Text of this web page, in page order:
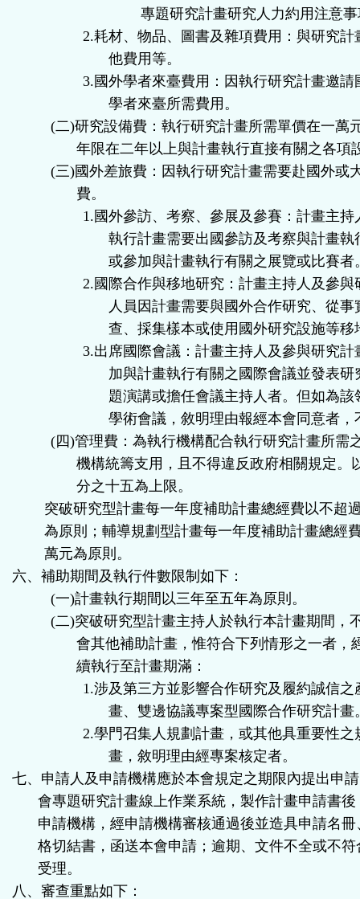
專題研究計畫研究人力約用注意
2.耗材、物品、圖書及雜項費用：與研究計
他費用等。
3. 國外學者來臺費用：因執行研究計畫邀請
學者來臺所需費用。
(二)研究設備費：執行研究計畫所需單價在一萬
年限在二年以上與計畫執行直接有關之各項
(三)國外差旅費：因執行研究計畫需要赴國外或
費。
1. 國外參訪、考察、參展及參賽：計畫主持
執行計畫需要出國參訪及考察與計畫執
或參加與計畫執行有關之展覽或比賽者
2. 國際合作與移地研究：計畫主持人及參與
人員因計畫需要與國外合作研究、從事
查、採集樣本或使用國外研究設施等移
3.出席國際會議：計畫主持人及參與研究計
加與計畫執行有關之國際會議並發表研
題演講或擔任會議主持人者。但如為該
學術會議，敘明理由報經本會同意者，
(四)管理費：為執行機構配合執行研究計畫所需
機構統籌支用，且不得違反政府相關規定。
分之十五為上限。
突破研究型計畫每一年度補助計畫總經費以不超
為原則；輔導規劃型計畫每一年度補助計畫總經
萬元為原則。
六、補助期間及執行件數限制如下：
(一)計畫執行期間以三年至五年為原則。
(二)突破研究型計畫主持人於執行本計畫期間，
會其他補助計畫，惟符合下列情形之一者，
續執行至計畫期滿：
1.涉及第三方並影響合作研究及履約誠信之
畫、雙邊協議專案型國際合作研究計畫
2.學門召集人規劃計畫，或其他具重要性之
畫，敘明理由經專案核定者。
七、申請人及申請機構應於本會規定之期限內提出申
會專題研究計畫線上作業系統，製作計畫申請書
申請機構，經申請機構審核通過後並造具申請名
格切結書，函送本會申請；逾期、文件不全或不
受理。
八、審查重點如下：